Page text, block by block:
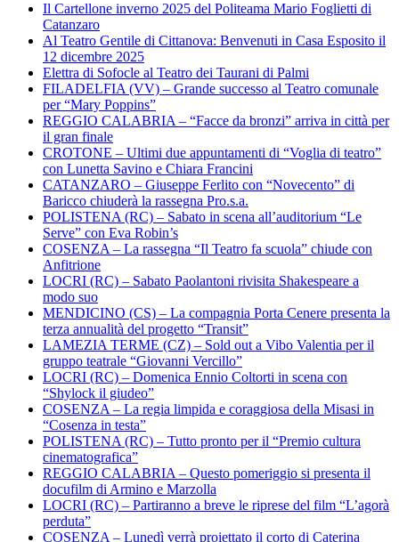
Il Cartellone inverno 2025 del Politeama Mario Foglietti di
Catanzaro
Al Teatro Gentile di Cittanova: Benvenuti in Casa Esposito il
12 dicembre 2025
Elettra di Sofocle al Teatro dei Taurani di Palmi
FILADELFIA (VV) – Grande successo al Teatro comunale
per “Mary Poppins”
REGGIO CALABRIA – “Facce da bronzi” arriva in città per
il gran finale
CROTONE – Ultimi due appuntamenti di “Voglia di teatro”
con Lunetta Savino e Chiara Francini
CATANZARO – Giuseppe Ferlito con “Novecento” di
Baricco chiuderà la rassegna Pro.s.a.
POLISTENA (RC) – Sabato in scena all’auditorium “Le
Serve” con Eva Robin’s
COSENZA – La rassegna “Il Teatro fa scuola” chiude con
Anfitrione
LOCRI (RC) – Sabato Paolantoni rivisita Shakespeare a
modo suo
MENDICINO (CS) – La compagnia Porta Cenere presenta la
terza annualità del progetto “Transit”
LAMEZIA TERME (CZ) – Sold out a Vibo Valentia per il
gruppo teatrale “Giovanni Vercillo”
LOCRI (RC) – Domenica Ennio Coltorti in scena con
“Shylock il giudeo”
COSENZA – La regia limpida e coraggiosa della Misasi in
“Cosenza in testa”
POLISTENA (RC) – Tutto pronto per il “Premio cultura
cinematografica”
REGGIO CALABRIA – Questo pomeriggio si presenta il
docufilm di Armino e Marzolla
LOCRI (RC) – Partiranno a breve le riprese del film “L’agorà
perduta”
COSENZA – Lunedì verrà proiettato il corto di Caterina